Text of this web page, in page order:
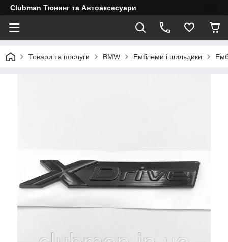
Clubman Тюнинг та Автоаксесуари
Товари та послуги BMW Емблеми і шильдики